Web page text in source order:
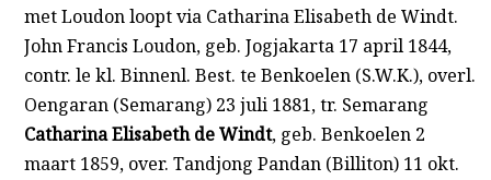
met Loudon loopt via Catharina Elisabeth de Windt.
John Francis Loudon, geb. Jogjakarta 17 april 1844,
contr. le kl. Binnenl. Best. te Benkoelen (S.W.K.), overl.
Oengaran (Semarang) 23 juli 1881, tr. Semarang
Catharina Elisabeth de Windt, geb. Benkoelen 2
maart 1859, over. Tandjong Pandan (Billiton) 11 okt.